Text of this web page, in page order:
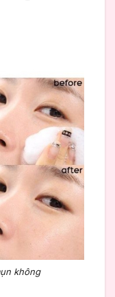
không